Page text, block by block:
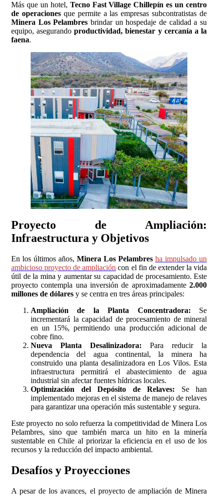
Más que un hotel, Tecno Fast Village Chillepín es un centro
de operacionesque permite a las empresas subcontratistas de
Minera Los Pelambres brindar un hospedaje de calidad a su
equipo, asegurandoproductividad, bienestar y cercanía a la
faena.
Proyecto de Ampliación:
Infraestructura y Objetivos
En los últimos años, Minera Los Pelambres ha impulsado un
ambicioso proyecto de ampliación con el fin de extender la vida
útil de la mina y aumentar su capacidad de procesamiento. Este
proyecto contempla una inversión de aproximadamente 2.000
millones de dólares y se centra en tres áreas principales:
Ampliación de la Planta Concentradora: Se
incrementará la capacidad de procesamiento de mineral
en un 15%, permitiendo una producción adicional de
cobre fino.
Nueva Planta Desalinizadora: Para reducir la
dependencia del agua continental, la minera ha
construido una planta desalinizadora en Los Vilos. Esta
infraestructura permitirá el abastecimiento de agua
industrial sin afectar fuentes hídricas locales.
Optimización del Depósito de Relaves: Se han
implementado mejoras en el sistema de manejo de relaves
para garantizar una operación más sustentable y segura.
Este proyecto no solo refuerza la competitividad de Minera Los
Pelambres, sino que también marca un hito en la minería
sustentable en Chile al priorizar la eficiencia en el uso de los
recursos y la reducción del impacto ambiental.
Desafíos y Proyecciones
A pesar de los avances, el proyecto de ampliación de Minera